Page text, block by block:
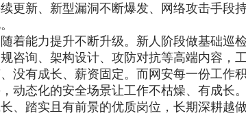
更新、新型漏洞不断爆发、网络攻击手
着能力提升不断升级。新人阶段做基础
咨询、架构设计、攻防对抗等高端内容，
没有成长、薪资固定。而网安每一份工
动态化的安全场景让工作不枯燥、有成长。
、踏实且有前景的优质岗位，长期深耕越做